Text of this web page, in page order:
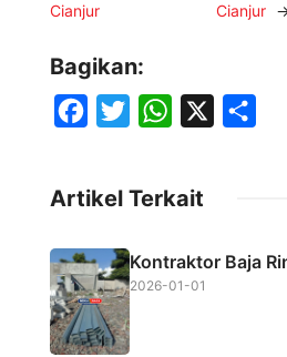
Cianjur
Cianjur
Bagikan:
e
b
o
o
k
t
e
t
A
Artikel Terkait
Kontraktor Baja
2026-01-01